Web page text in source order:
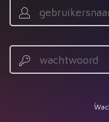
Gebruikersnaam
Wachtwoord